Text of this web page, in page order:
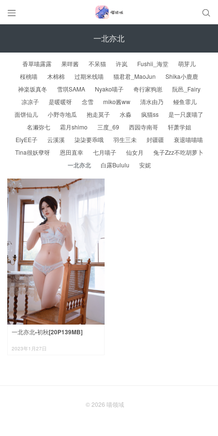
 
一北亦北
香草喵露露 果咩酱 不呆猫 许岚 Fushii_海堂
萌芽儿
桜桃喵
木棉棉 过期米线喵 猫君君_MaoJun
Shika小鹿鹿
神楽坂真冬
雪琪SAMA Nyako喵子 奇行家狗崽
阮邑_Fairy
凉凉子
是暖暖呀 念雪 miko酱ww 清水由乃
鳗鱼霏儿
面饼仙儿
小野寺地瓜 抱走莫子 水淼 疯猫ss
是一只废喵了
名濑弥七
霜月shimo 三度_69 西园寺南哥
轩萧学姐
ElyEE子
云溪溪 柒柒要乖哦 羽生三未 封疆疆
衰退喵喵喵
Tina很妖孽呀
恩田直幸 七月喵子 仙女月
兔子Zzz不吃胡萝卜
一北亦北
白露Bululu 安妮
一北亦北-初秋[20P139MB]
2023年1月27日
© 2026 喵领域